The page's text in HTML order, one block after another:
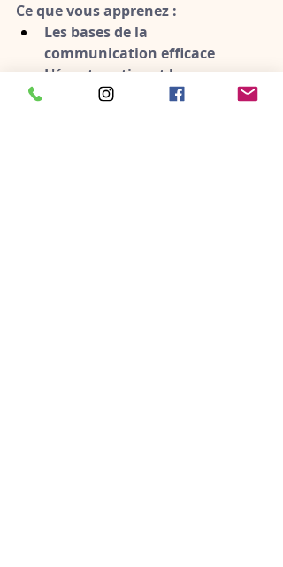
Ce que vous apprenez :
Les bases de la
communication efficace
L'écoute active et la
reformulation